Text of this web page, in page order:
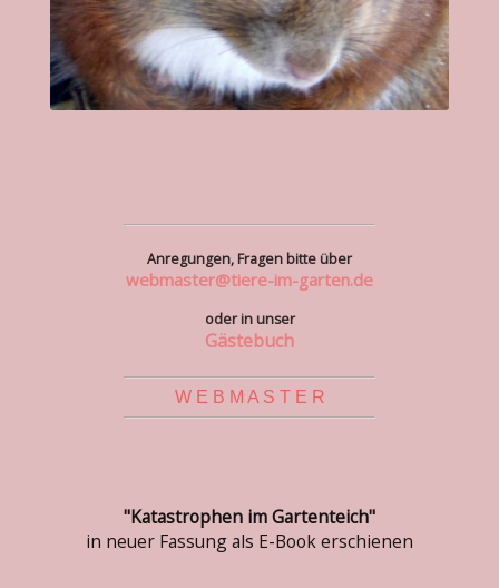
Anregungen, Fragen bitte über
webmaster@tiere-im-garten.de
oder in unser
Gästebuch
W E B M A S T E R
"Katastrophen im Gartenteich"
in neuer Fassung als E-Book erschienen